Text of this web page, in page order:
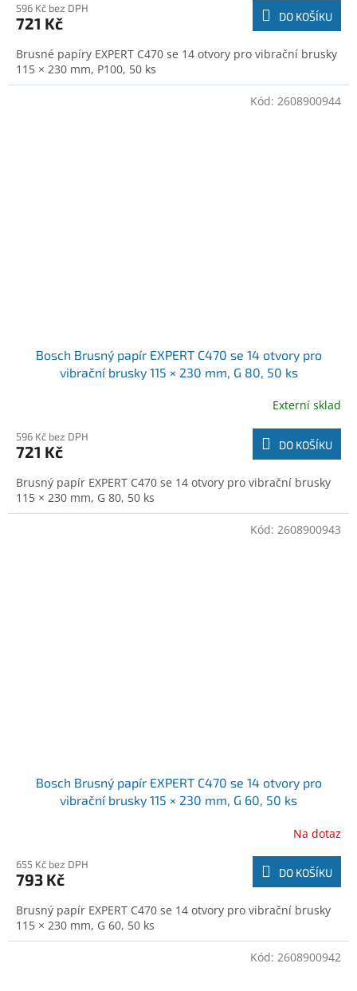
596 Kč bez DPH
721 Kč DO KOŠÍKU
Brusné papíry EXPERT C470 se 14 otvory pro vibrační brusky
115 × 230 mm, P100, 50 ks
Bosch Brusný papír EXPERT C470 se 14 otvory pro
vibrační brusky 115 × 230 mm, G 80, 50 ks
Externí sklad
596 Kč bez DPH
721 Kč DO KOŠÍKU
Brusný papír EXPERT C470 se 14 otvory pro vibrační brusky
115 × 230 mm, G 80, 50 ks
Kód: 2608900944
Bosch Brusný papír EXPERT C470 se 14 otvory pro
vibrační brusky 115 × 230 mm, G 60, 50 ks
Na dotaz
655 Kč bez DPH
793 Kč DO KOŠÍKU
Brusný papír EXPERT C470 se 14 otvory pro vibrační brusky
115 × 230 mm, G 60, 50 ks
Kód: 2608900943
Kód: 2608900942